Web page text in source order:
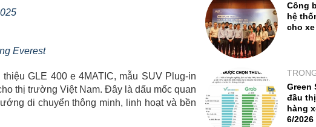
Everest
GLE 400 e 4MATIC, mẫu SUV Plug-in
thị trường Việt Nam. Đây là dấu mốc quan
di chuyển thông minh, linh hoạt và bền
Công
hệ
cho xe
Green
đầu
hàng
6/2026